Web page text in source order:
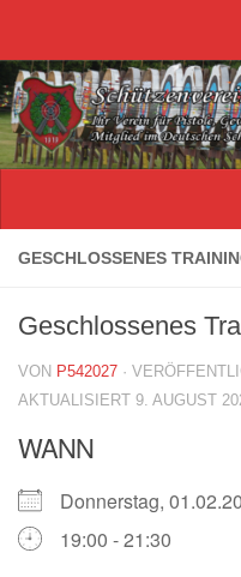
GESCHLOSSENES
Geschlossenes
VON P542027 ·
AKTUALISIERT 9. AUGUST
WANN
Donnerstag,
19:00 - 21:30